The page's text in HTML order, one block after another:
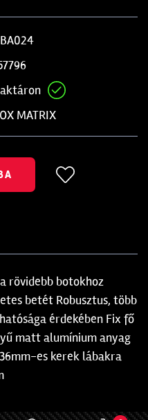
MATRIX
rövidebb botokhoz
betét Robusztus, több
érdekében Fix fő
matt alumínium anyag
es kerek lábakra